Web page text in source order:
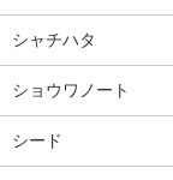
シャチハタ
ショウワノート
シード